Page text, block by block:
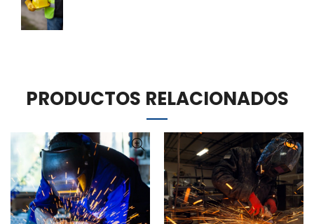
PRODUCTOS RELACIONADOS